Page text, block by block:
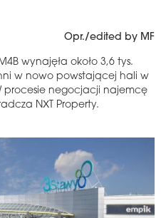
Opr./edited by MF
wynajęła około 3,6 tys.
w nowo powstającej hali w
procesie negocjacji najemcę
NXT Property.